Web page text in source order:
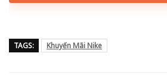
TAGS: Khuyến Mãi Nike